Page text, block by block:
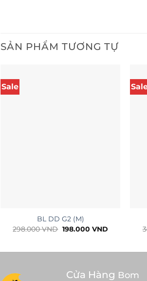
SẢN PHẨM TƯƠNG TỰ
Sale
BL DD G2 (M)
298.000VND Giá
198.000 VNDGiá
Cửa Hàng Bom